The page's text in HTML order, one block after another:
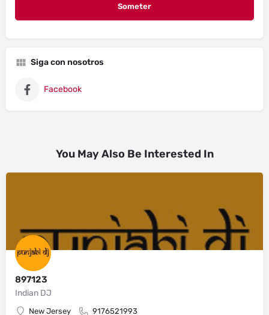
Siga con nosotros
Facebook
You May Also Be Interested In
897123
Indian DJ
New Jersey 9176521993